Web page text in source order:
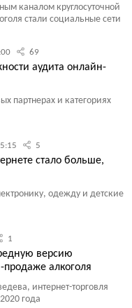
каналом круглосуточной
стали социальные сети
69
аудита онлайн-
партнерах и категориях
5
стало больше,
одежду и детские
1
версию
продаже алкоголя
интернет-торговля
года